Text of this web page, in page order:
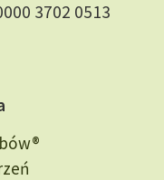
3702 0513